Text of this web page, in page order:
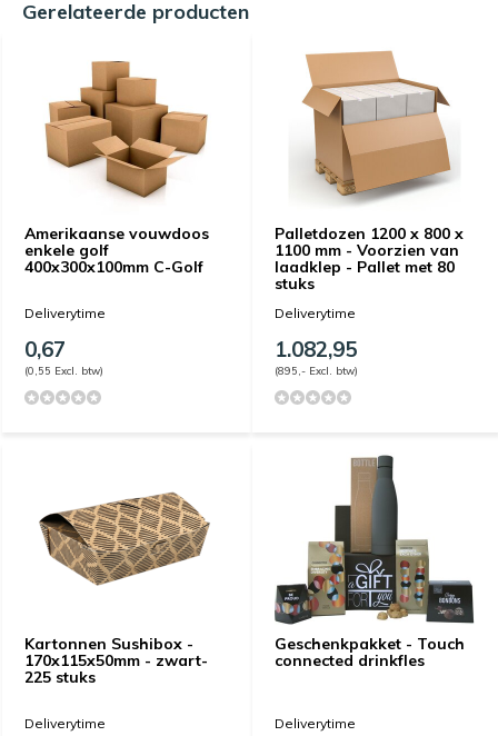
Gerelateerde producten
Amerikaanse vouwdoos
enkele golf
400x300x100mm C-Golf
Deliverytime
0,67
(0,55 Excl. btw)
Palletdozen 1200 x 800 x
1100 mm - Voorzien van
laadklep - Pallet met 80
stuks
Deliverytime
1.082,95
(895,- Excl. btw)
Kartonnen Sushibox -
170x115x50mm - zwart-
225 stuks
Deliverytime
Geschenkpakket - Touch
connected drinkfles
Deliverytime